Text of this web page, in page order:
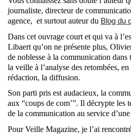
journaliste, directeur de
agence,  et surtout auteur du Blog du
Dans cet ouvrage court et qui va à
Libaert qu’on ne présente plus,
de noblesse à la communication dans
la veille à l’analyse des retombées,
rédaction, la diffusion.
Son parti pris est audacieux, la
aux “coups de com’”. Il décrypte les
de la communication au service
Pour Veille Magazine, je l’ai